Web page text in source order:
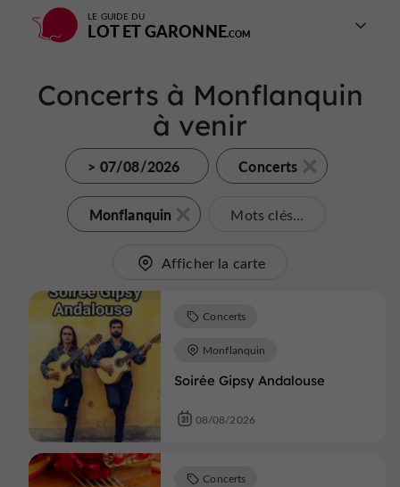
LE GUIDE DU
LOT ET GARONNE
Concerts à Monflanquin
à venir
> 07/08/2026 Concerts
Monflanquin Mots clés...
Afficher la carte
Soirée Gipsy Andalouse
Concerts
Monflanquin
08/08/2026
Concerts